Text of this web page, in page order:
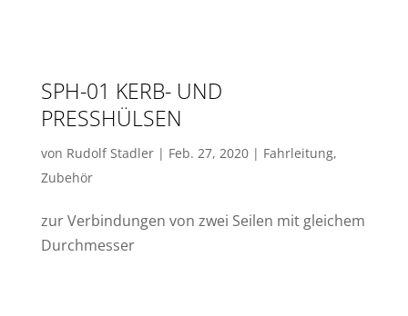
SPH-01 KERB- UND
PRESSHÜLSEN
von Rudolf Stadler| Feb. 27, 2020| Fahrleitung,
Zubehör
zur Verbindungen von zwei Seilen mit gleichem
Durchmesser